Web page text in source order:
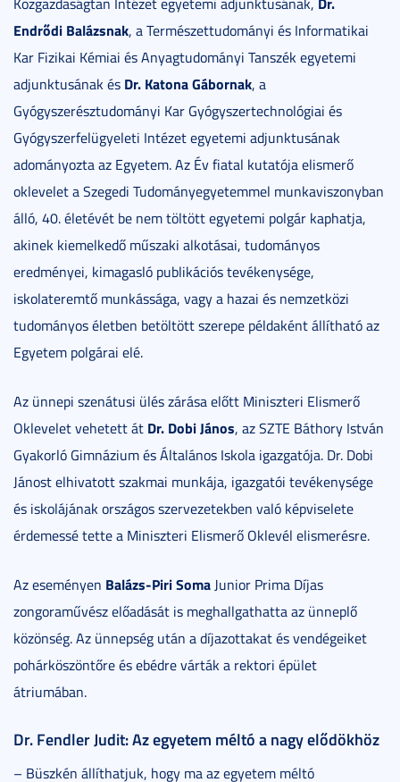
Endrődi Balázsnak, a Természettudományi és Informatikai
Kar Fizikai Kémiai és Anyagtudományi Tanszék egyetemi
adjunktusának és Dr. Katona Gábornak, a
Gyógyszerésztudományi Kar Gyógyszertechnológiai és
Gyógyszerfelügyeleti Intézet egyetemi adjunktusának
adományozta az Egyetem. Az Év fiatal kutatója elismerő
oklevelet a Szegedi Tudományegyetemmel munkaviszonyban
álló, 40. életévét be nem töltött egyetemi polgár kaphatja,
akinek kiemelkedő műszaki alkotásai, tudományos
eredményei, kimagasló publikációs tevékenysége,
iskolateremtő munkássága, vagy a hazai és nemzetközi
tudományos életben betöltött szerepe példaként állítható az
Egyetem polgárai elé.
Az ünnepi szenátusi ülés zárása előtt Miniszteri Elismerő
Oklevelet vehetett át Dr. Dobi János, az SZTE Báthory István
Gyakorló Gimnázium és Általános Iskola igazgatója. Dr. Dobi
Jánost elhivatott szakmai munkája, igazgatói tevékenysége
és iskolájának országos szervezetekben való képviselete
érdemessé tette a Miniszteri Elismerő Oklevél elismerésre.
Az eseményen Balázs-Piri Soma Junior Prima Díjas
zongoraművész előadását is meghallgathatta az ünneplő
közönség. Az ünnepség után a díjazottakat és vendégeiket
pohárköszöntőre és ebédre várták a rektori épület
átriumában.
Dr. Fendler Judit: Az egyetem méltó a nagy elődökhöz
– Büszkén állíthatjuk, hogy ma az egyetem méltó